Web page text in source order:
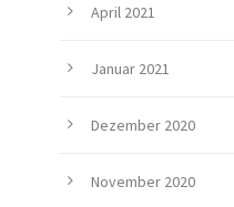
April 2021
Januar 2021
Dezember 2020
November 2020